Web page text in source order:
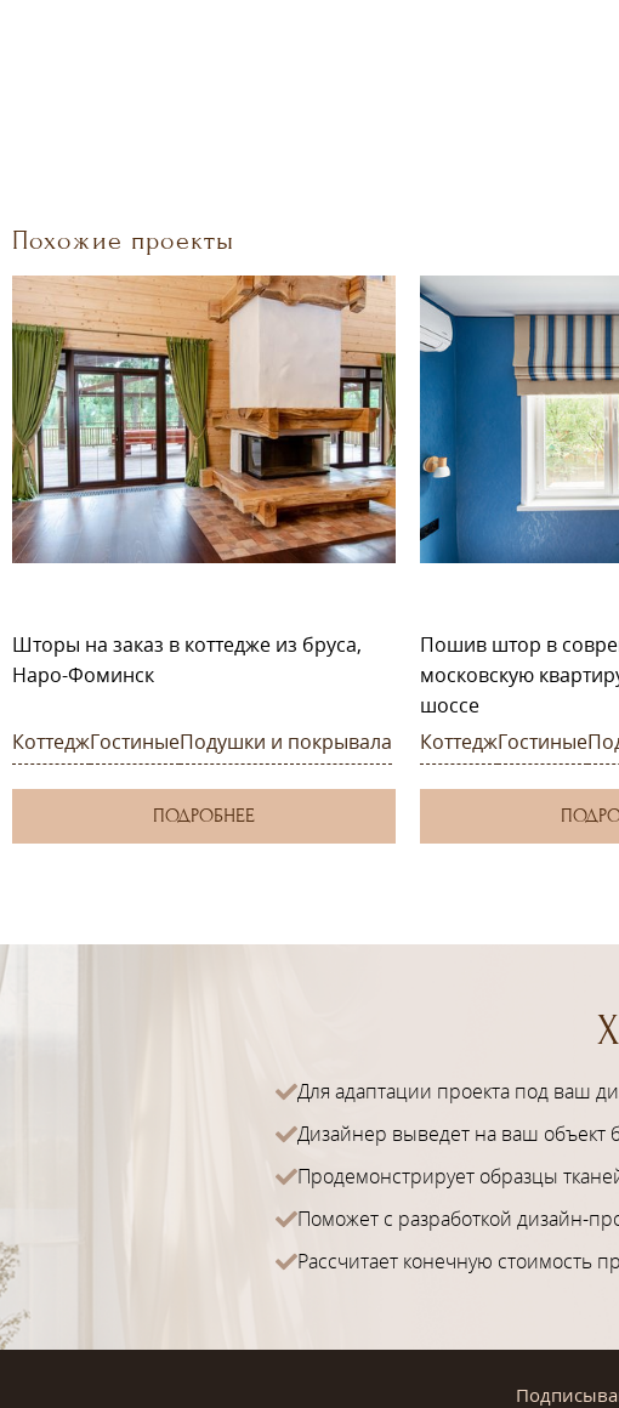
Похожие проекты
Шторы на заказ в коттедже из бруса,
Наро-Фоминск
КоттеджГостиныеПодушки и покрывала
ПОДРОБНЕЕ
Пошив штор в
московскую
шоссе
КоттеджГостиные
Для адаптации проекта под ваш
Дизайнер выведет на ваш объект
Продемонстрирует образцы
Поможет с разработкой дизайн-
Рассчитает конечную стоимость